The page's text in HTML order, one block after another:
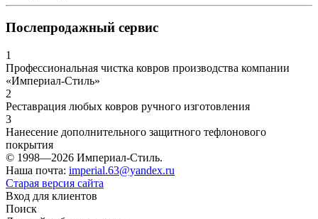
Послепродажный сервис
1
Профессиональная чистка ковров производства компании
«Империал-Стиль»
2
Реставрация любых ковров ручного изготовления
3
Нанесение дополнительного защитного тефлонового
покрытия
© 1998—2026 Империал-Стиль.
Наша почта: imperial.63@yandex.ru
Старая версия сайта
Вход для клиентов
Поиск